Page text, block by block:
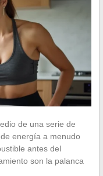
de una serie de
energía a menudo
antes del
son la palanca